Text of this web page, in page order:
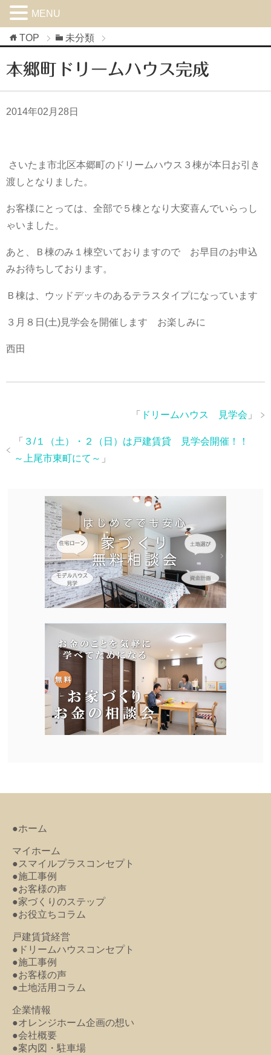
TOP 未分類
本郷町ドリームハウス完成
2014年02月28日
さいたま市北区本郷町のドリームハウス３棟が本日お引き
渡しとなりました。
お客様にとっては、全部で５棟となり大変喜んでいらっし
ゃいました。
あと、Ｂ棟のみ１棟空いておりますので お早目のお申込
みお待ちしております。
Ｂ棟は、ウッドデッキのあるテラスタイプになっています
３月８日(土)見学会を開催します お楽しみに
西田
「 ドリームハウス 見学会 」
「 ３/１（土）・２（日）は戸建賃貸 見学会開催！！
～上尾市東町にて～ 」
●ホーム
マイホーム
●スマイルプラスコンセプト
●施工事例
●お客様の声
●家づくりのステップ
●お役立ちコラム
戸建賃貸経営
●ドリームハウスコンセプト
●施工事例
●お客様の声
●土地活用コラム
企業情報
●オレンジホーム企画の想い
●会社概要
●案内図・駐車場
MENU